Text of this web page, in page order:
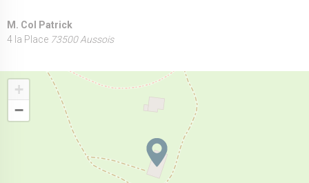
M. Col Patrick
4 la Place 73500 Aussois
+
−